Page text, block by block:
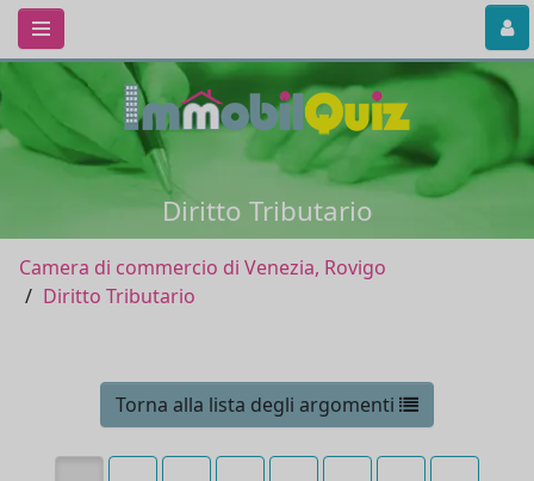
Diritto Tributario
Camera di commercio di Venezia, Rovigo
Diritto Tributario
Torna alla lista degli argomenti